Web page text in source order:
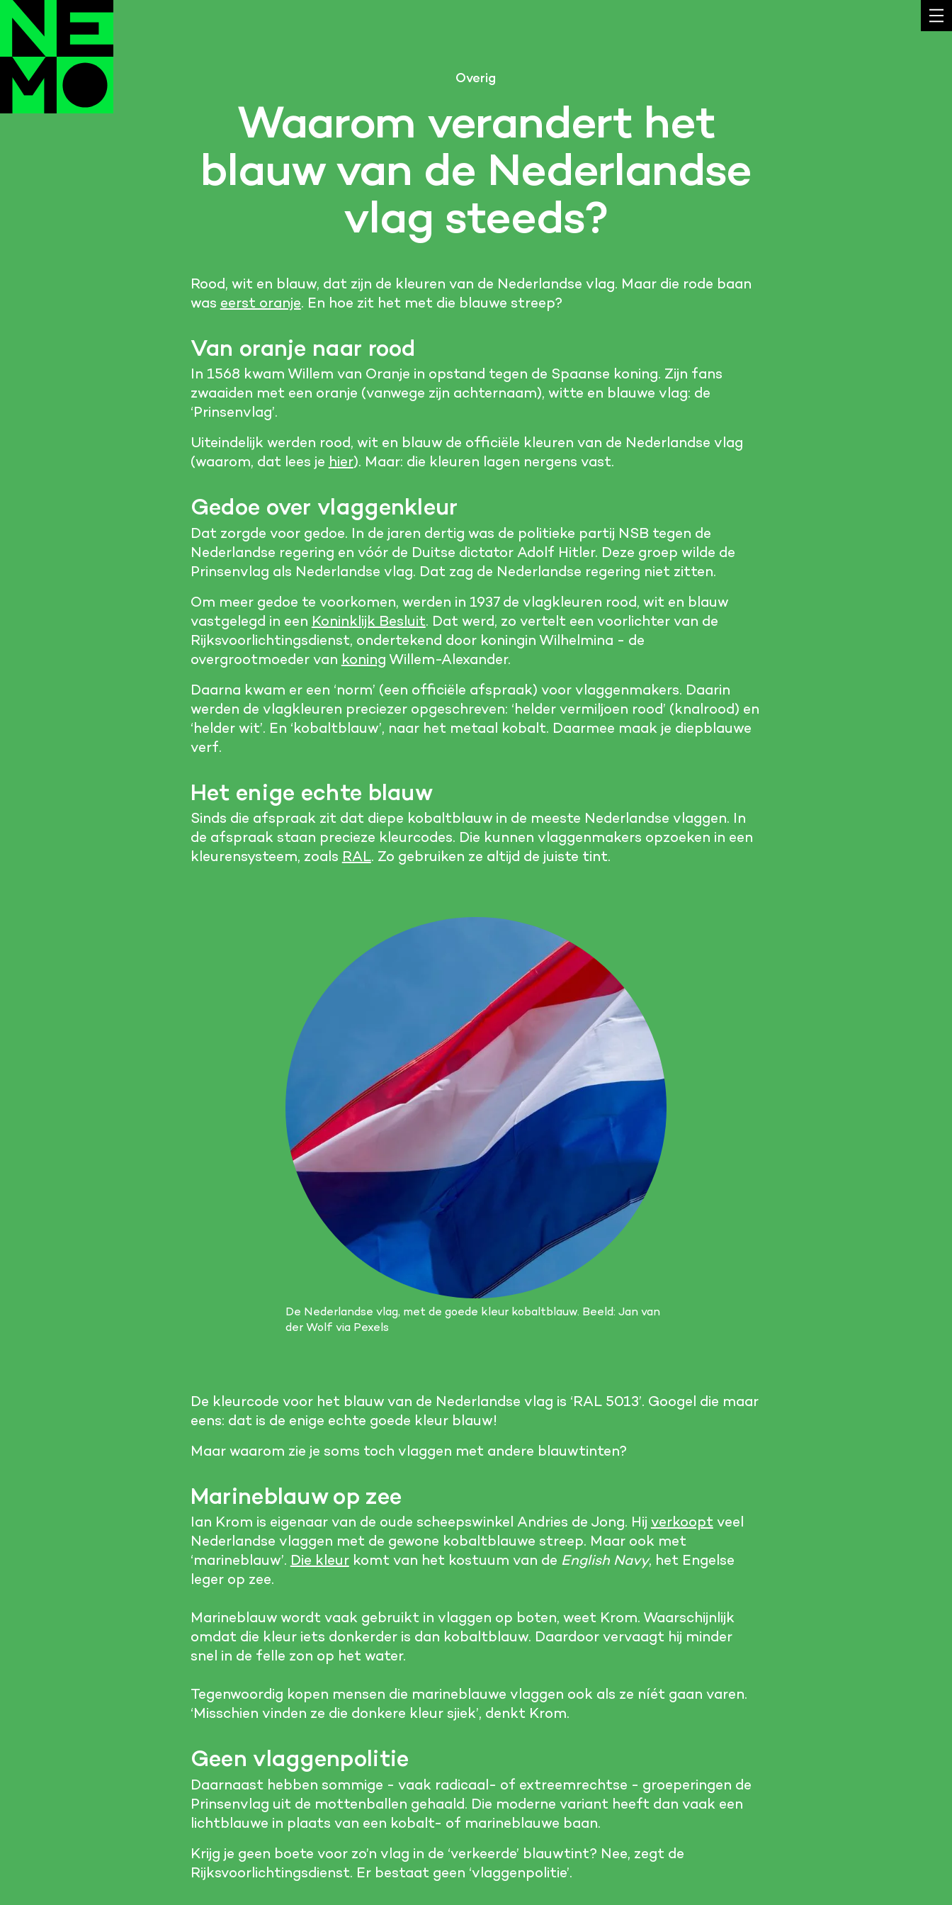
Overig
Waarom verandert het
blauw van de Nederlandse
vlag steeds?
Rood, wit en blauw, dat zijn de kleuren van de Nederlandse vlag. Maar die rode baan
was eerst oranje. En hoe zit het met die blauwe streep?
Van oranje naar rood
In 1568 kwam Willem van Oranje in opstand tegen de Spaanse koning. Zijn fans
zwaaiden met een oranje (vanwege zijn achternaam), witte en blauwe vlag: de
‘Prinsenvlag’.
Uiteindelijk werden rood, wit en blauw de officiële kleuren van de Nederlandse vlag
(waarom, dat lees je hier). Maar: die kleuren lagen nergens vast.
Gedoe over vlaggenkleur
Dat zorgde voor gedoe. In de jaren dertig was de politieke partij NSB tegen de
Nederlandse regering en vóór de Duitse dictator Adolf Hitler. Deze groep wilde de
Prinsenvlag als Nederlandse vlag. Dat zag de Nederlandse regering niet zitten.
Om meer gedoe te voorkomen, werden in 1937 de vlagkleuren rood, wit en blauw
vastgelegd in een Koninklijk Besluit. Dat werd, zo vertelt een voorlichter van de
Rijksvoorlichtingsdienst, ondertekend door koningin Wilhelmina - de
overgrootmoeder van koning Willem-Alexander.
Daarna kwam er een ‘norm’ (een officiële afspraak) voor vlaggenmakers. Daarin
werden de vlagkleuren preciezer opgeschreven: ‘helder vermiljoen rood’ (knalrood) en
‘helder wit’. En ‘kobaltblauw’, naar het metaal kobalt. Daarmee maak je diepblauwe
verf.
Het enige echte blauw
Sinds die afspraak zit dat diepe kobaltblauw in de meeste Nederlandse vlaggen. In
de afspraak staan precieze kleurcodes. Die kunnen vlaggenmakers opzoeken in een
kleurensysteem, zoals RAL. Zo gebruiken ze altijd de juiste tint.
De Nederlandse vlag, met de goede kleur kobaltblauw. Beeld: Jan van
der Wolf via Pexels
De kleurcode voor het blauw van de Nederlandse vlag is ‘RAL 5013’. Googel die maar
eens: dat is de enige echte goede kleur blauw!
Maar waarom zie je soms toch vlaggen met andere blauwtinten?
Marineblauw op zee
Ian Krom is eigenaar van de oude scheepswinkel Andries de Jong. Hij verkooptveel
Nederlandse vlaggen met de gewone kobaltblauwe streep. Maar ook met
‘marineblauw’. Die kleurkomt van het kostuum van de English Navy, het Engelse
leger op zee.
Marineblauw wordt vaak gebruikt in vlaggen op boten, weet Krom. Waarschijnlijk
omdat die kleur iets donkerder is dan kobaltblauw. Daardoor vervaagt hij minder
snel in de felle zon op het water.
Tegenwoordig kopen mensen die marineblauwe vlaggen ook als ze níét gaan varen.
‘Misschien vinden ze die donkere kleur sjiek’, denkt Krom.
Geen vlaggenpolitie
Daarnaast hebben sommige - vaak radicaal- of extreemrechtse - groeperingen de
Prinsenvlag uit de mottenballen gehaald. Die moderne variant heeft dan vaak een
lichtblauwe in plaats van een kobalt- of marineblauwe baan.
Krijg je geen boete voor zo’n vlag in de ‘verkeerde’ blauwtint? Nee, zegt de
Rijksvoorlichtingsdienst. Er bestaat geen ‘vlaggenpolitie’.